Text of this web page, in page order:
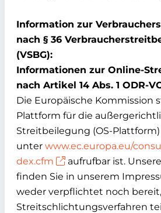
Information zur
nach § 36
(VSBG):
Informationen zur Online-
nach Artikel 14 Abs. 1 ODR-
Die Europäische Kommission
Plattform für die
Streitbeilegung (OS-
unter www.ec.europa.eu/
dex.cfm
aufrufbar ist.
finden Sie in unserem
weder verpflichtet noch
Streitschlichtungsverfahren